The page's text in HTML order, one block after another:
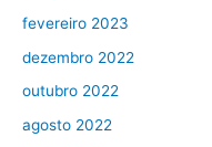
fevereiro 2023
dezembro 2022
outubro 2022
agosto 2022